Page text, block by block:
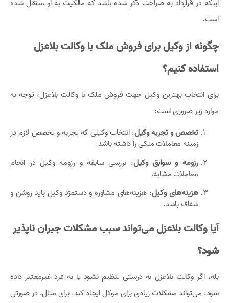
اینکه در قرارداد به صراحت ذکر شده باشد که مالکیت به او منتقل شده
است.
چگونه از وکیل برای فروش ملک با وکالت بلاعزل
استفاده کنیم؟
برای انتخاب بهترین وکیل جهت فروش ملک با وکالت بلاعزل، توجه به
موارد زیر ضروری است:
تخصص و تجربه وکیل: انتخاب وکیلی که تجربه و تخصص لازم در
زمینه معاملات ملکی را داشته باشد.
رزومه و سوابق وکیل: بررسی سابقه و رزومه وکیل در انجام
معاملات مشابه.
هزینه‌های وکیل: هزینه‌های مشاوره و دستمزد وکیل باید روشن و
شفاف باشد.
آیا وکالت بلاعزل می‌تواند سبب مشکلات جبران ناپذیر
شود؟
بله، اگر وکالت بلاعزل به درستی تنظیم نشود یا به فرد غیرمعتبر داده
شود، می‌تواند مشکلات زیادی برای موکل ایجاد کند. برای مثال، در صورتی